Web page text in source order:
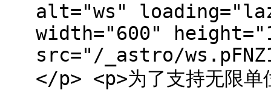
alt="ws"
width="600"
src="/_astro/
</p> <p>为了支持无限单